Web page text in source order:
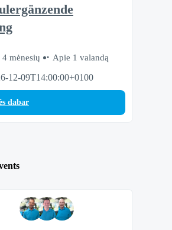
4 mėnesių
Apie 1 valandą
12-09T14:00:00+0100
dabar